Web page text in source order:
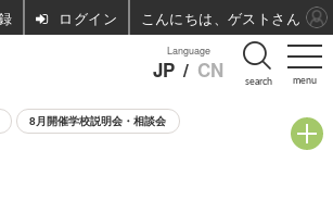
menu
Language
JP / CN search
8月開催学校説明会・相談会
ログイン こんにちは、ゲストさん